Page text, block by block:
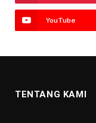
YouTube
TENTANG KAMI